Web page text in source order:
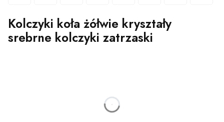
Kolczyki koła żółwie kryształy
srebrne kolczyki zatrzaski
godzin